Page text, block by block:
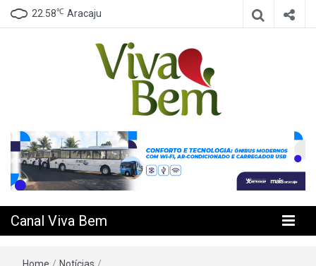
22.58℃ Aracaju
Canal Viva
Bem
Canal Viva Bem